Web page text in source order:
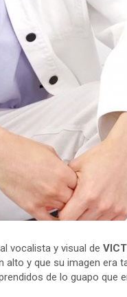
vocalista y visual de
y que su imagen era
de lo guapo que